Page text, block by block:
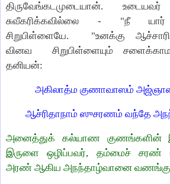
திருவேங்கடமுடையான். உடையவர்
சுவீகரிக்கவில்லை - "நீ
சிறுபிள்ளையே. "உனக்கு
வினவ சிறுபிள்ளையும்
தனியன்:
அகிலாத்ம குணாவாஸம் அஜ்ஞான
ஆச்ரிதாநாம் ஸுசரணம் வந்தே
அனைத்துக் கல்யாண குணங்களின்
இருளை ஒழிப்பவர், தம்மைச் சரண்
அரண் ஆகிய அநந்தாழ்வானை